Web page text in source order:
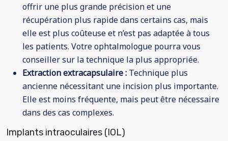
offrir une plus grande précision et une
récupération plus rapide dans certains cas, mais
elle est plus coûteuse et n’est pas adaptée à tous
les patients. Votre ophtalmologue pourra vous
conseiller sur la technique la plus appropriée.
Extraction extracapsulaire : Technique plus
ancienne nécessitant une incision plus importante.
Elle est moins fréquente, mais peut être nécessaire
dans des cas complexes.
Implants intraoculaires (IOL)